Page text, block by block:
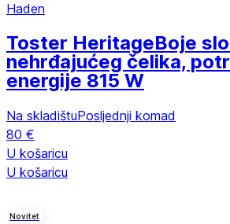
Haden
Toster HeritageBoje
nehrđajućeg čelika,
energije 815 W
Na skladištuPosljednji komad
80 €
U košaricu
U košaricu
Novitet